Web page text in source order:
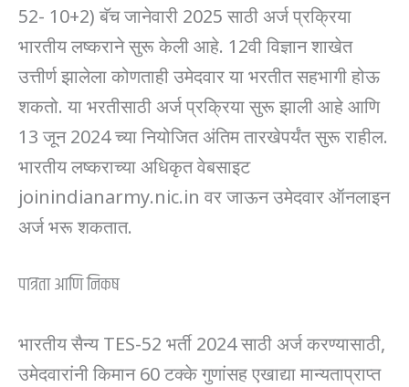
52- 10+2) बॅच जानेवारी 2025 साठी अर्ज प्रक्रिया
भारतीय लष्कराने सुरू केली आहे. 12वी विज्ञान शाखेत
उत्तीर्ण झालेला कोणताही उमेदवार या भरतीत सहभागी होऊ
शकतो. या भरतीसाठी अर्ज प्रक्रिया सुरू झाली आहे आणि
13 जून 2024 च्या नियोजित अंतिम तारखेपर्यंत सुरू राहील.
भारतीय लष्कराच्या अधिकृत वेबसाइट
joinindianarmy.nic.in वर जाऊन उमेदवार ऑनलाइन
अर्ज भरू शकतात.
पात्रता आणि निकष
भारतीय सैन्य TES-52 भर्ती 2024 साठी अर्ज करण्यासाठी,
उमेदवारांनी किमान 60 टक्के गुणांसह एखाद्या मान्यताप्राप्त